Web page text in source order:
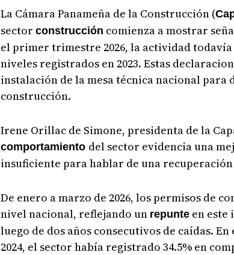
La Cámara Panameña de la Construcción (
sector construcción comienza a mostrar
el primer trimestre 2026, la actividad
niveles registrados en 2023. Estas
instalación de la mesa técnica nacional para
construcción.
Irene Orillac de Simone, presidenta de la
comportamiento del sector evidencia una
insuficiente para hablar de una
De enero a marzo de 2026, los permisos de
nivel nacional, reflejando un repunteen este
luego de dos años consecutivos de caídas.
2024, el sector había registrado 34.5% en